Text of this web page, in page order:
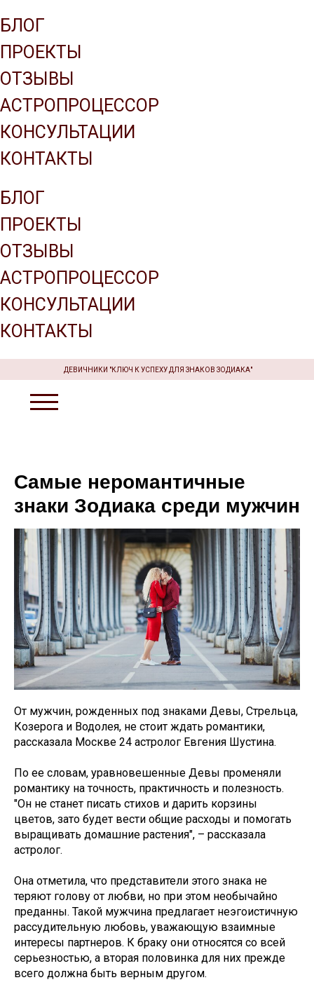
БЛОГ
ПРОЕКТЫ
ОТЗЫВЫ
АСТРОПРОЦЕССОР
КОНСУЛЬТАЦИИ
КОНТАКТЫ
БЛОГ
ПРОЕКТЫ
ОТЗЫВЫ
АСТРОПРОЦЕССОР
КОНСУЛЬТАЦИИ
КОНТАКТЫ
ДЕВИЧНИКИ "КЛЮЧ К УСПЕХУ ДЛЯ ЗНАКОВ ЗОДИАКА"
Самые неромантичные
знаки Зодиака среди мужчин
От мужчин, рожденных под знаками Девы, Стрельца,
Козерога и Водолея, не стоит ждать романтики,
рассказала Москве 24 астролог Евгения Шустина.
По ее словам, уравновешенные Девы променяли
романтику на точность, практичность и полезность.
"Он не станет писать стихов и дарить корзины
цветов, зато будет вести общие расходы и помогать
выращивать домашние растения", – рассказала
астролог.
Она отметила, что представители этого знака не
теряют голову от любви, но при этом необычайно
преданны. Такой мужчина предлагает неэгоистичную
рассудительную любовь, уважающую взаимные
интересы партнеров. К браку они относятся со всей
серьезностью, а вторая половинка для них прежде
всего должна быть верным другом.